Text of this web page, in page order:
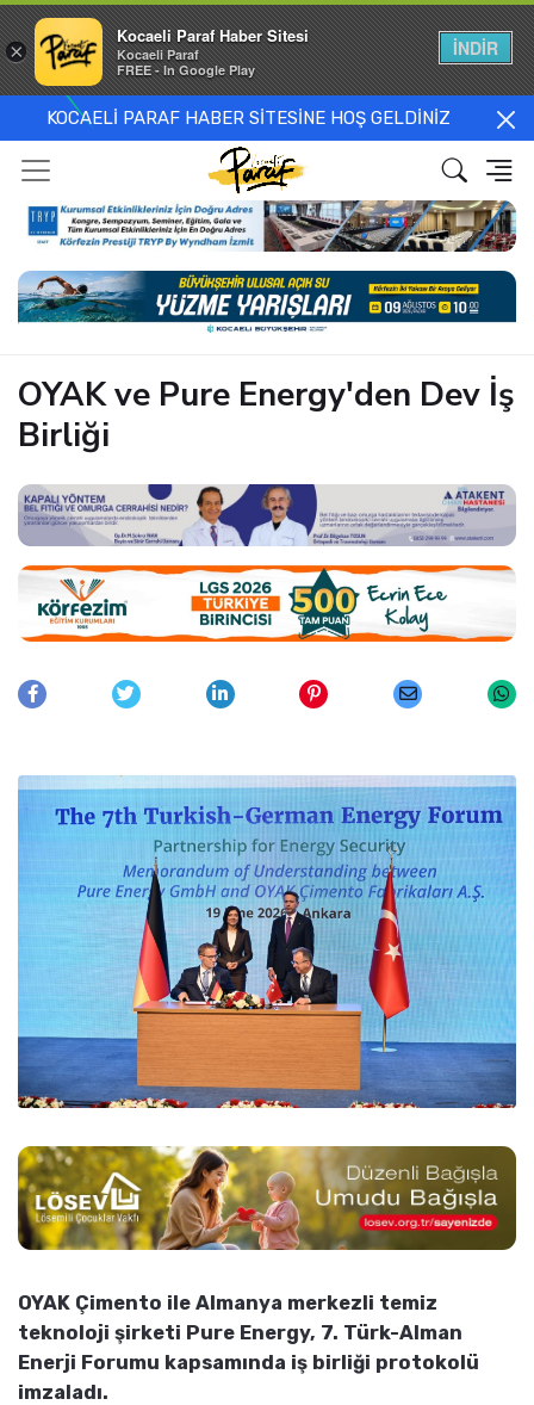
KOCAELİ PARAF HABER SİTESİNE HOŞ GELDİNİZ
OYAK ve Pure Energy'den Dev İş
Birliği
OYAK Çimento ile Almanya merkezli temiz
teknoloji şirketi Pure Energy, 7. Türk-Alman
Enerji Forumu kapsamında iş birliği protokolü
imzaladı.
×
Kocaeli Paraf Haber Sitesi
Kocaeli Paraf
FREE - In Google Play
İNDİR